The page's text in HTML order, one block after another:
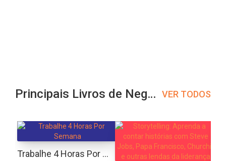
Principais Livros de Negócios VER TODOS
Trabalhe 4 Horas Por Semana